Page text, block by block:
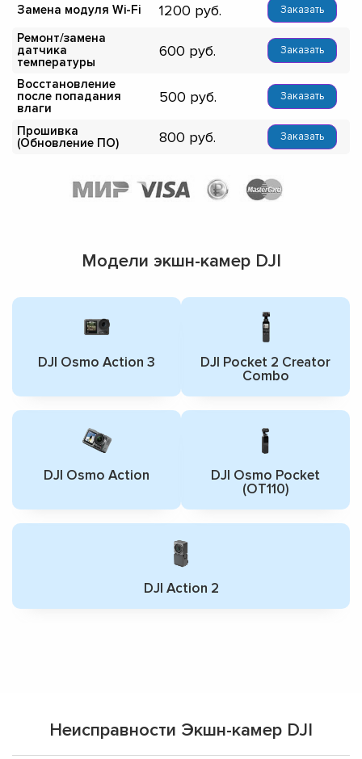
Замена модуля Wi-Fi 1200 Заказать
Ремонт/замена
датчика
температуры
600 Заказать
Восстановление
после попадания
влаги
500 Заказать
Прошивка
(Обновление ПО)
800 Заказать
Модели экшн-камер DJI
DJI Osmo Action 3
DJI Pocket 2 Creator
Combo
DJI Osmo Action
DJI Osmo Pocket
(OT110)
DJI Action 2
Неисправности Экшн-камер DJI